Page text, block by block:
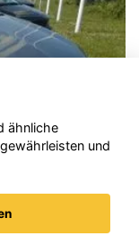
ähnliche
und